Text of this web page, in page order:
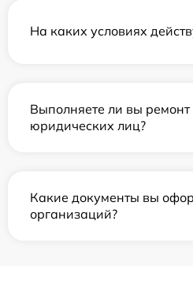
На каких условиях
Выполняете ли вы ремонт
юридических лиц?
Какие документы вы
организаций?